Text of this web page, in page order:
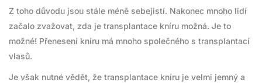
Z toho důvodu jsou stále méně sebejistí. Nakonec mnoho lidí
začalo zvažovat, zda je transplantace kníru možná. Je to
možné! Přenesení kníru má mnoho společného s transplantací
vlasů.
Je však nutné vědět, že transplantace kníru je velmi jemný a